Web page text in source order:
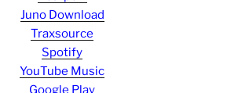
Juno Download
Traxsource
Spotify
YouTube Music
Google Play